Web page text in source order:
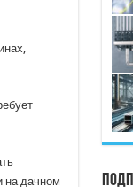
на дачном